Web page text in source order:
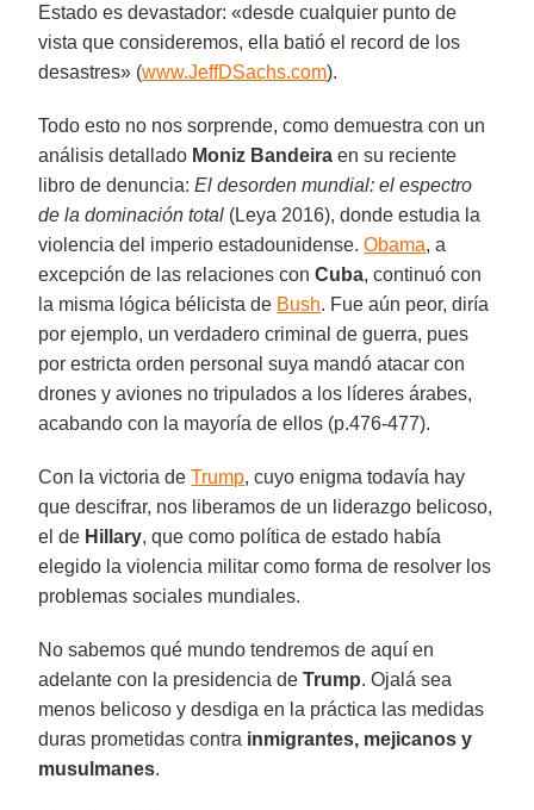
Estado es devastador: «desde cualquier punto de
vista que consideremos, ella batió el record de los
desastres» (www.JeffDSachs.com).
Todo esto no nos sorprende, como demuestra con un
análisis detallado Moniz Bandeira en su reciente
libro de denuncia:El desorden mundial: el espectro
de la dominación total (Leya 2016), donde estudia la
violencia del imperio estadounidense.Obama, a
excepción de las relaciones conCuba, continuó con
la misma lógica bélicista de Bush. Fue aún peor, diría
por ejemplo, un verdadero criminal de guerra, pues
por estricta orden personal suya mandó atacar con
drones y aviones no tripulados a los líderes árabes,
acabando con la mayoría de ellos (p.476-477).
Con la victoria deTrump, cuyo enigma todavía hay
que descifrar, nos liberamos de un liderazgo belicoso,
el de Hillary, que como política de estado había
elegido la violencia militar como forma de resolver los
problemas sociales mundiales.
No sabemos qué mundo tendremos de aquí en
adelante con la presidencia deTrump. Ojalá sea
menos belicoso y desdiga en la práctica las medidas
duras prometidas contra inmigrantes, mejicanos y
musulmanes.